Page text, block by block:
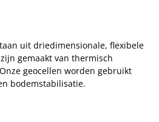
uit driedimensionale, flexibele
gemaakt van thermisch
geocellen worden gebruikt
bodemstabilisatie.